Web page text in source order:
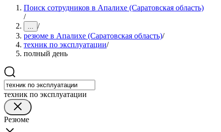
Поиск сотрудников в Апалихе (Саратовская область)
/
... /
резюме в Апалихе (Саратовская область)/
техник по эксплуатации/
полный день
техник по эксплуатации
Резюме